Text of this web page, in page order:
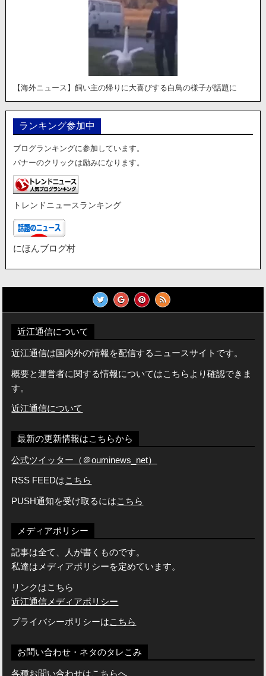
【海外ニュース】飼い主の帰りに大喜びする白鳥の様子が話題に
ランキング参加中
ブログランキングに参加しています。
バナーのクリックは励みになります。
トレンドニュースランキング
にほんブログ村
近江通信について
近江通信は国内外の情報を配信するニュースサイトです。
概要と運営者に関する情報についてはこちらより確認できま
す。
近江通信について
最新の更新情報はこちらから
公式ツイッター（＠ouminews_net）
RSS FEEDはこちら
PUSH通知を受け取るにはこちら
メディアポリシー
記事は全て、人が書くものです。
私達はメディアポリシーを定めています。
リンクはこちら
近江通信メディアポリシー
プライバシーポリシーはこちら
お問い合わせ・ネタのタレこみ
各種お問い合わせはこちらへ